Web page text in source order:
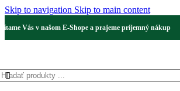
Skip to navigation Skip to main content
Vás v našom E-Shope a prajeme príjemný nákup